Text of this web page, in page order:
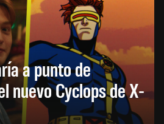
a punto de
nuevo Cyclops de X-